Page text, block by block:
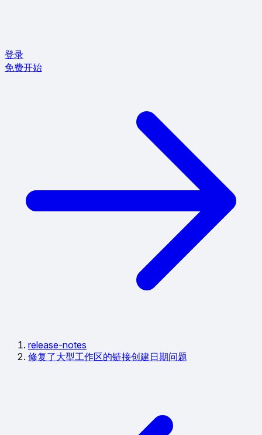
登录
免费开始
release-notes
修复了大型工作区的链接创建日期问题